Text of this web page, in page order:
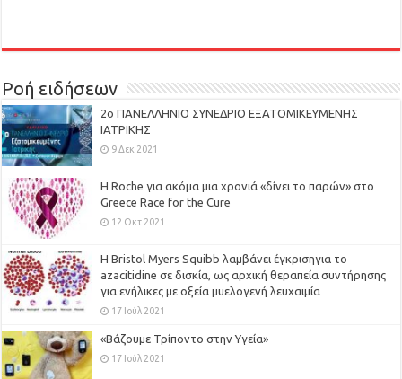
Ροή ειδήσεων
2ο ΠΑΝΕΛΛΗΝΙΟ ΣΥΝΕΔΡΙΟ ΕΞΑΤΟΜΙΚΕΥΜΕΝΗΣ
ΙΑΤΡΙΚΗΣ
9 Δεκ 2021
H Roche για ακόμα μια χρονιά «δίνει το παρών» στο
Greece Race for the Cure
12 Οκτ 2021
Η Bristol Myers Squibb λαμβάνει έγκρισηγια το
azacitidine σε δισκία, ως αρχική θεραπεία συντήρησης
για ενήλικες με οξεία μυελογενή λευχαιμία
17 Ιούλ 2021
«Βάζουμε Τρίποντο στην Υγεία»
17 Ιούλ 2021